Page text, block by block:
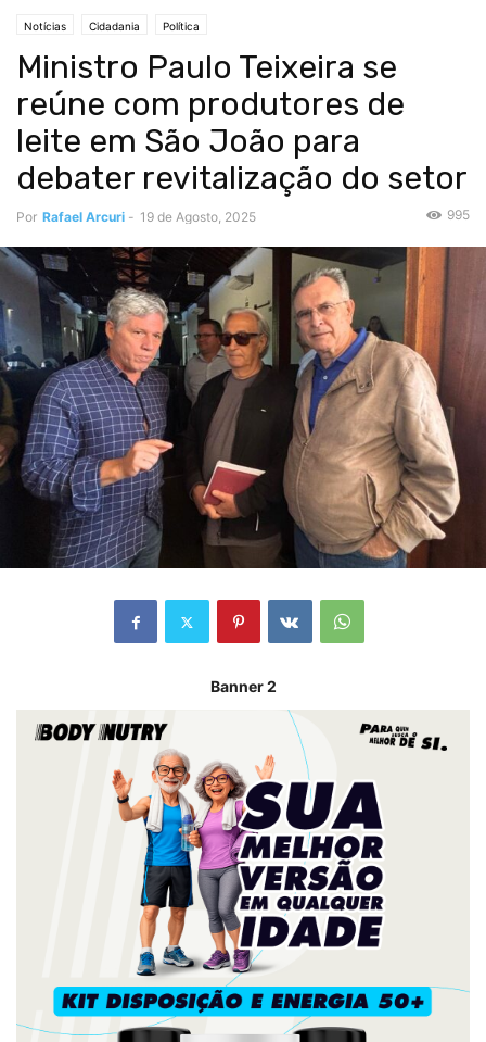
Notícias Cidadania Política
Ministro Paulo Teixeira se
reúne com produtores de
leite em São João para
debater revitalização do setor
Por Rafael Arcuri - 19 de Agosto, 2025 995
Banner 2